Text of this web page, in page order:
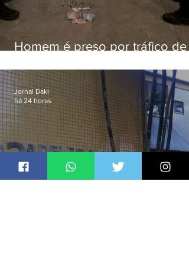
Homem é preso por tráfico de
Jornal Daki
há 24 horas